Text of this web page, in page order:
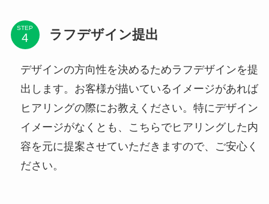
STEP ラフデザイン提出
デザインの方向性を決めるためラフデザインを提
出します。お客様が描いているイメージがあれば
ヒアリングの際にお教えください。特にデザイン
イメージがなくとも、こちらでヒアリングした内
容を元に提案させていただきますので、ご安心く
ださい。